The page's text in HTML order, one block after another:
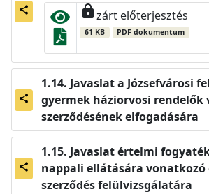
share lockzárt előterjesztés
61 KB PDF dokumentum
share
Javaslat a Józsefvárosi
gyermek háziorvosi rendelők
szerződésének elfogadására
share
Javaslat értelmi
nappali ellátására vonatkozó
szerződés felülvizsgálatára